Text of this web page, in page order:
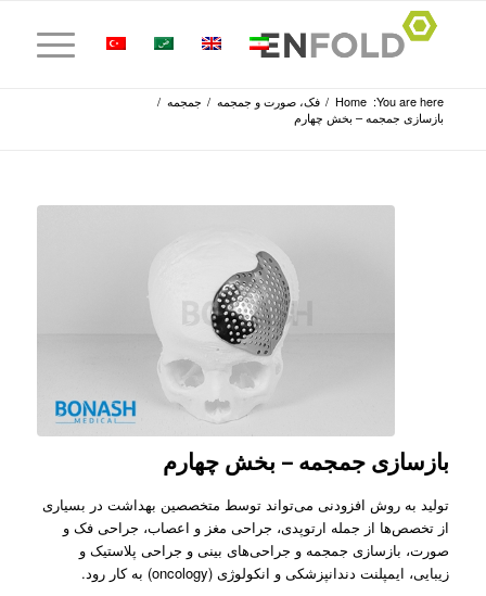
You are here:
Home
/ فک، صورت و جمجمه / جمجمه /
بازسازی جمجمه – بخش چهارم
بازسازی جمجمه – بخش چهارم
تولید به روش افزودنی می­‌تواند توسط متخصصین بهداشت در بسیاری
از تخصص‌­ها از جمله ارتوپدی، جراحی مغز و اعصاب، جراحی فک و
صورت، بازسازی جمجمه و جراحی­‌های بینی و جراحی پلاستیک و
زیبایی، ایمپلنت­ دندانپزشکی و انکولوژی (oncology) به­ کار رود.